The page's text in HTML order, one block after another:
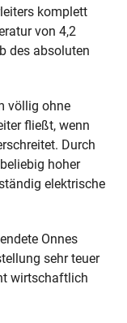
komplett
von 4,2
des absoluten
völlig ohne
fließt, wenn
Durch
hoher
elektrische
Onnes
sehr teuer
wirtschaftlich